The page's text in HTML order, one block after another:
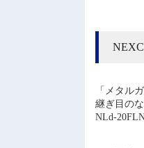
「メタル
継ぎ目の
NLd-